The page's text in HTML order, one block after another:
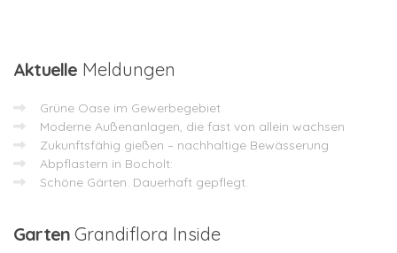
Aktuelle Meldungen
Grüne Oase im Gewerbegebiet
Moderne Außenanlagen, die fast von allein wachsen
Zukunftsfähig gießen – nachhaltige Bewässerung
Abpflastern in Bocholt:
Schöne Gärten. Dauerhaft gepflegt.
Garten Grandiflora Inside